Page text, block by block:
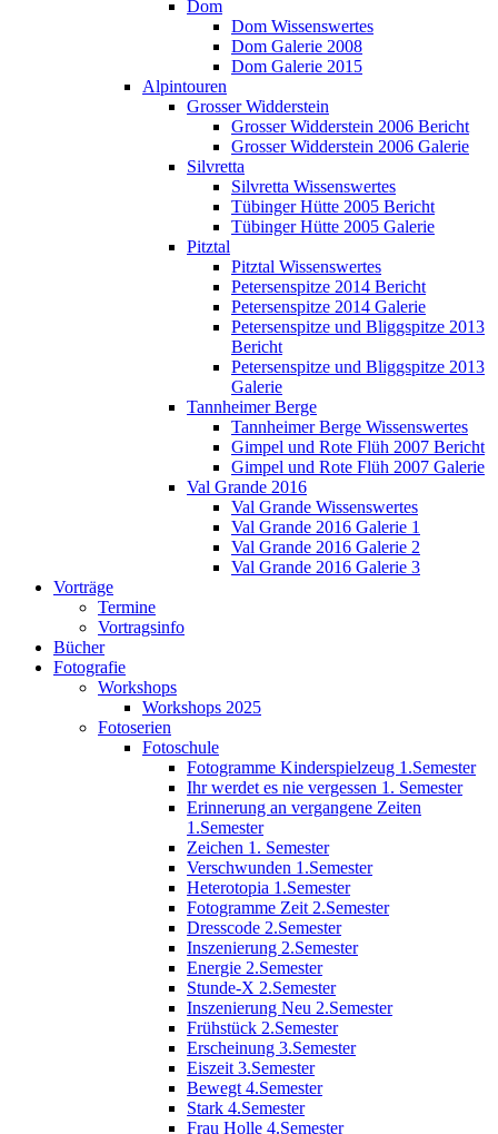
Dom
Dom Wissenswertes
Dom Galerie 2008
Dom Galerie 2015
Alpintouren
Grosser Widderstein
Grosser Widderstein 2006 Bericht
Grosser Widderstein 2006 Galerie
Silvretta
Silvretta Wissenswertes
Tübinger Hütte 2005 Bericht
Tübinger Hütte 2005 Galerie
Pitztal
Pitztal Wissenswertes
Petersenspitze 2014 Bericht
Petersenspitze 2014 Galerie
Petersenspitze und Bliggspitze 2013
Bericht
Petersenspitze und Bliggspitze 2013
Galerie
Tannheimer Berge
Tannheimer Berge Wissenswertes
Gimpel und Rote Flüh 2007 Bericht
Gimpel und Rote Flüh 2007 Galerie
Val Grande 2016
Val Grande Wissenswertes
Val Grande 2016 Galerie 1
Val Grande 2016 Galerie 2
Val Grande 2016 Galerie 3
Vorträge
Termine
Vortragsinfo
Bücher
Fotografie
Workshops
Workshops 2025
Fotoserien
Fotoschule
Fotogramme Kinderspielzeug 1.Semester
Ihr werdet es nie vergessen 1. Semester
Erinnerung an vergangene Zeiten
1.Semester
Zeichen 1. Semester
Verschwunden 1.Semester
Heterotopia 1.Semester
Fotogramme Zeit 2.Semester
Dresscode 2.Semester
Inszenierung 2.Semester
Energie 2.Semester
Stunde-X 2.Semester
Inszenierung Neu 2.Semester
Frühstück 2.Semester
Erscheinung 3.Semester
Eiszeit 3.Semester
Bewegt 4.Semester
Stark 4.Semester
Frau Holle 4.Semester